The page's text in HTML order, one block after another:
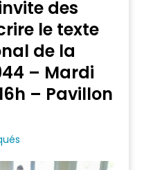
des
le texte
de la
– Mardi
– Pavillon